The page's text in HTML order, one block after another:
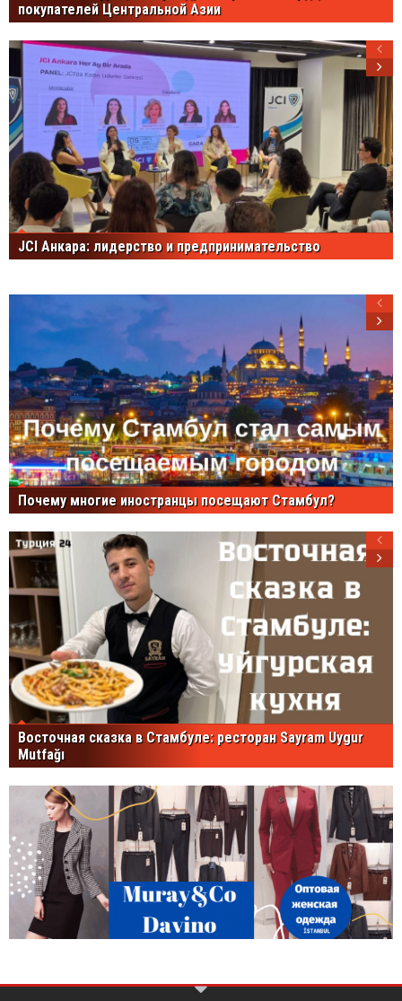
покупателей Центральной Азии
JCI Анкара: лидерство и предпринимательство
Почему многие иностранцы посещают Стамбул?
Восточная сказка в Стамбуле: ресторан Sayram Uygur
Mutfağı